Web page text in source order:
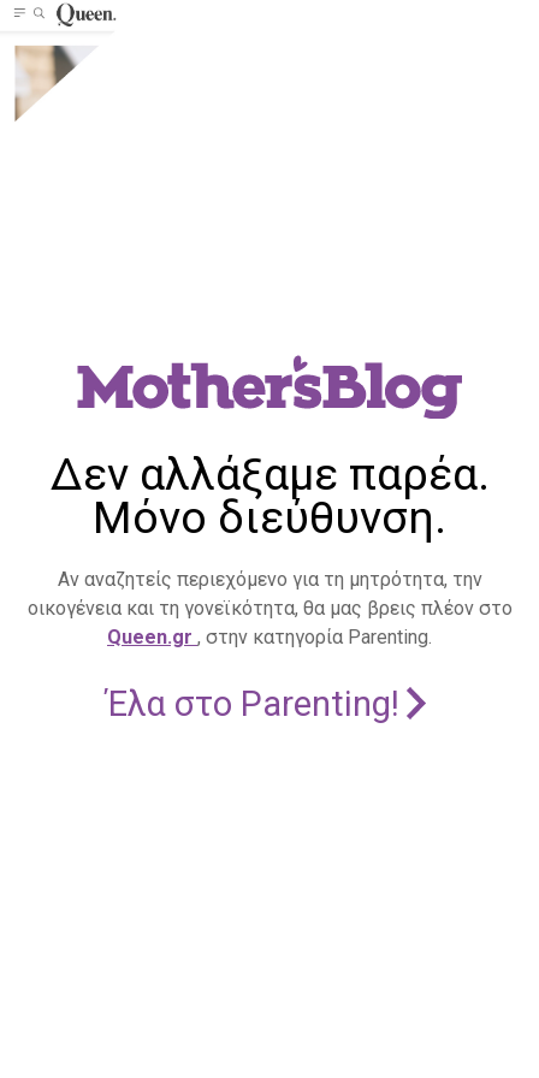
Δεν αλλάξαμε παρέα.
Μόνο διεύθυνση.
Αν αναζητείς περιεχόμενο για τη μητρότητα, την
οικογένεια και τη γονεϊκότητα, θα μας βρεις πλέον στο
Queen.gr , στην κατηγορία Parenting.
Έλα στο Parenting!